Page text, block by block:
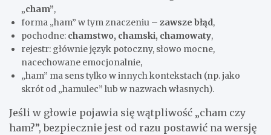
„cham”,
forma „ham” w tym znaczeniu – zawsze błąd,
pochodne: chamstwo, chamski, chamowaty,
rejestr: głównie język potoczny, słowo mocne,
nacechowane emocjonalnie,
„ham” ma sens tylko w innych kontekstach (np. jako
skrót od „hamulec” lub w nazwach własnych).
Jeśli w głowie pojawia się wątpliwość „cham czy
ham?”, bezpiecznie jest od razu postawić na wersję